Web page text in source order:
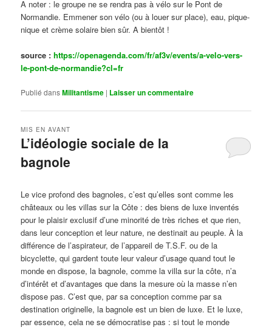
A noter : le groupe ne se rendra pas à vélo sur le Pont de
Normandie. Emmener son vélo (ou à louer sur place), eau, pique-
nique et crème solaire bien sûr. A bientôt !
source :https://openagenda.com/fr/af3v/events/a-velo-vers-
le-pont-de-normandie?cl=fr
Publié dansMilitantisme | Laisser un commentaire
L’idéologie sociale de la
bagnole
MIS EN AVANT
Le vice profond des bagnoles, c’est qu’elles sont comme les
châteaux ou les villas sur la Côte : des biens de luxe inventés
pour le plaisir exclusif d’une minorité de très riches et que rien,
dans leur conception et leur nature, ne destinait au peuple. À la
différence de l’aspirateur, de l’appareil de T.S.F. ou de la
bicyclette, qui gardent toute leur valeur d’usage quand tout le
monde en dispose, la bagnole, comme la villa sur la côte, n’a
d’intérêt et d’avantages que dans la mesure où la masse n’en
dispose pas. C’est que, par sa conception comme par sa
destination originelle, la bagnole est un bien de luxe. Et le luxe,
par essence, cela ne se démocratise pas : si tout le monde